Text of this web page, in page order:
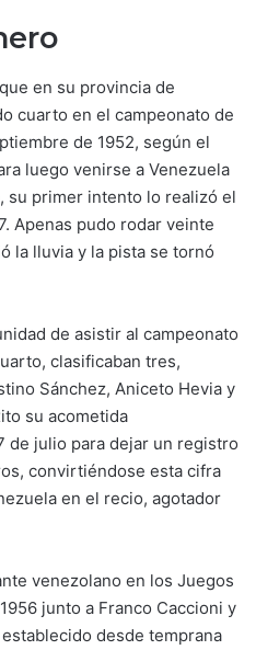
en su provincia de
cuarto en el campeonato de
de 1952, según el
luego venirse a Venezuela
su primer intento lo realizó el
Apenas pudo rodar veinte
la lluvia y la pista se tornó
de asistir al campeonato
clasificaban tres,
Sánchez, Aniceto Hevia y
su acometida
de julio para dejar un registro
convirtiéndose esta cifra
en el recio, agotador
venezolano en los Juegos
junto a Franco Caccioni y
desde temprana